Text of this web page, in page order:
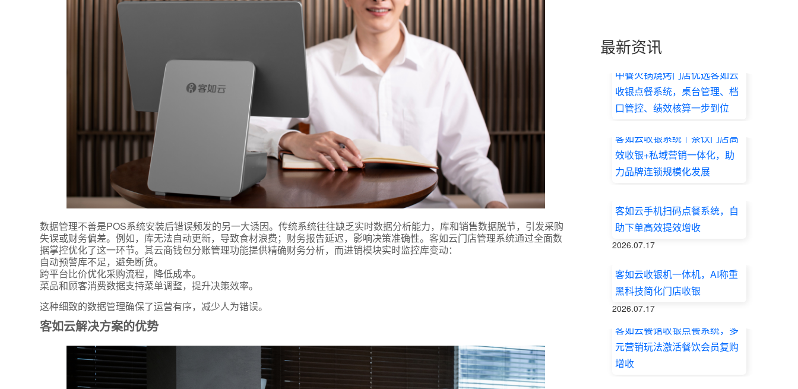
数据管理不善是POS系统安装后错误频发的另一大诱因。传统系统往往缺乏实时数据分析能力，库和销售数据脱节，引发采购
失误或财务偏差。例如，库无法自动更新，导致食材浪费；财务报告延迟，影响决策准确性。客如云门店管理系统通过全面数
据掌控优化了这一环节。其云商钱包分账管理功能提供精确财务分析，而进销模块实时监控库变动：
自动预警库不足，避免断货。
跨平台比价优化采购流程，降低成本。
菜品和顾客消费数据支持菜单调整，提升决策效率。
这种细致的数据管理确保了运营有序，减少人为错误。
客如云解决方案的优势
最新资讯
中餐火锅烧烤门店优选客如云
收银点餐系统，桌台管理、档
口管控、绩效核算一步到位
客如云收银系统｜茶饮门店高
效收银+私域营销一体化，助
力品牌连锁规模化发展
客如云手机扫码点餐系统，自
助下单高效提效增收
2026.07.17
客如云收银机一体机，AI称重
黑科技简化门店收银
2026.07.17
客如云餐馆收银点餐系统，多
元营销玩法激活餐饮会员复购
增收
所属业态